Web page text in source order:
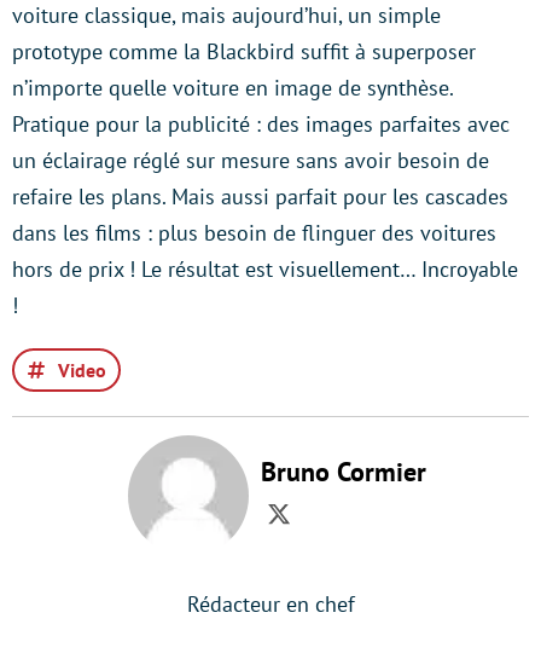
voiture classique, mais aujourd’hui, un simple
prototype comme la Blackbird suffit à superposer
n’importe quelle voiture en image de synthèse.
Pratique pour la publicité : des images parfaites avec
un éclairage réglé sur mesure sans avoir besoin de
refaire les plans. Mais aussi parfait pour les cascades
dans les films : plus besoin de flinguer des voitures
hors de prix ! Le résultat est visuellement… Incroyable
!
Video
Bruno Cormier
Twitter
Rédacteur en chef